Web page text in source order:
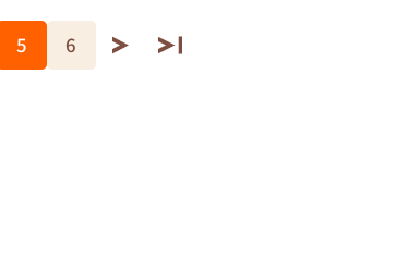
5 6